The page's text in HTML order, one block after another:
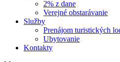
2% z dane
Verejné obstarávanie
Služby
Prenájom turistických
Ubytovanie
Kontakty